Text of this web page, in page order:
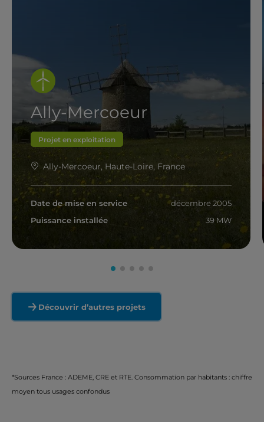
Ally-Mercoeur
Projet en exploitation
Ally-Mercoeur, Haute-Loire, France
Date de mise en service
décembre 2005
Puissance installée
39 MW
En savoir plus
Découvrir d’autres projets
*Sources France : ADEME, CRE et RTE. Consommation par habitants : chiffre
moyen tous usages confondus